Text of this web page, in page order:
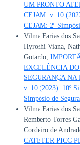
UM PRONTO
CEJAM: v. 10
CEJAM: 2º
Vilma Farias dos
Hyroshi Viana,
Gotardo,
EXCELÊNCIA
SEGURANÇA NA
v. 10 (2023): 10º
Simpósio de
Vilma Farias dos
Remberto Torres
Cordeiro de
CATETER PICC